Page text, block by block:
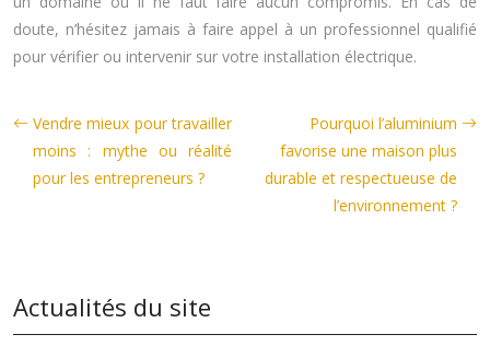
doute, n’hésitez jamais à faire appel à un professionnel qualifié
pour vérifier ou intervenir sur votre installation électrique.
Vendre mieux pour travailler
moins : mythe ou réalité
pour les entrepreneurs ?
Pourquoi l’aluminium
favorise une maison plus
durable et respectueuse de
l’environnement ?
Actualités du site